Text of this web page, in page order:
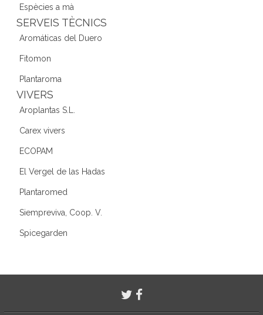
Espècies a mà
SERVEIS TÈCNICS
Aromáticas del Duero
Fitomon
Plantaroma
VIVERS
Aroplantas S.L.
Carex vivers
ECOPAM
El Vergel de las Hadas
Plantaromed
Siempreviva, Coop. V.
Spicegarden